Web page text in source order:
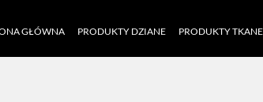
GŁÓWNA PRODUKTY DZIANE PRODUKTY TKANE